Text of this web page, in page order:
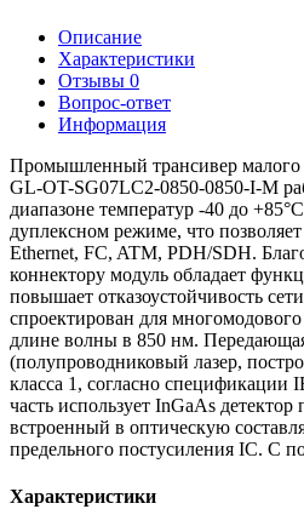
Описание
Характеристики
Отзывы 0
Вопрос-ответ
Информация
Промышленный трансивер
GL-OT-SG07LC2-0850-0850-I-M
диапазоне температур -40 до
дуплексном режиме, что
Ethernet, FC, ATM, PDH/SDH.
коннектору модуль обладает
повышает отказоустойчивость
спроектирован для
длине волны в 850 нм.
(полупроводниковый лазер,
класса 1, согласно
часть использует InGaAs детектор
встроенный в оптическую
предельного постусиления IC. С
Характеристики